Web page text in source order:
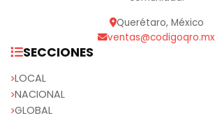
Querétaro, México
ventas@codigoqro.mx
SECCIONES
LOCAL
NACIONAL
GLOBAL